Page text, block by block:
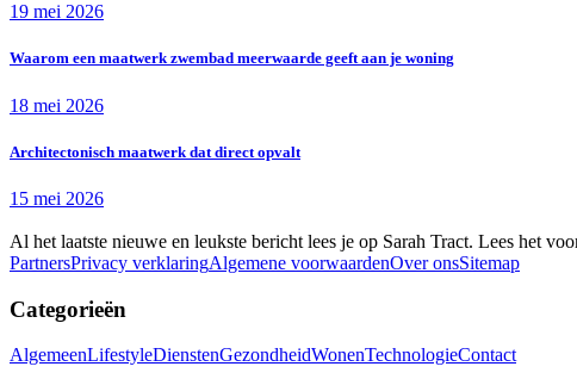
19 mei 2026
Waarom een maatwerk zwembad meerwaarde geeft aan je woning
18 mei 2026
Architectonisch maatwerk dat direct opvalt
15 mei 2026
Al het laatste nieuwe en leukste bericht lees je op Sarah Tract. Lees het
PartnersPrivacy verklaringAlgemene voorwaardenOver onsSitemap
Categorieën
AlgemeenLifestyleDienstenGezondheidWonenTechnologieContact